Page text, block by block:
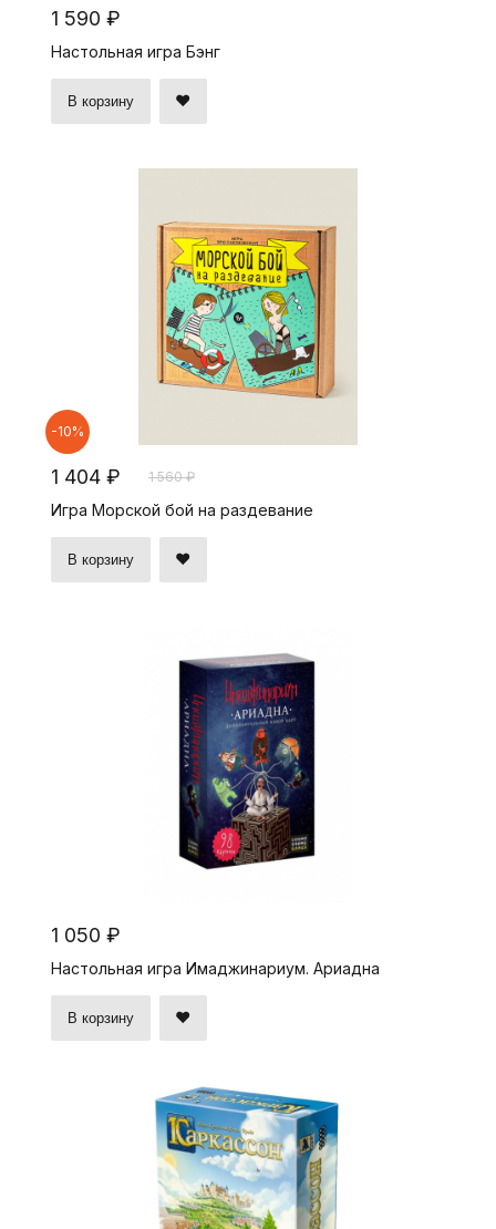
1 590 ₽
Настольная игра Бэнг
В корзину
-10%
1 404 ₽ 1 560 ₽
Игра Морской бой на раздевание
В корзину
1 050 ₽
Настольная игра Имаджинариум. Ариадна
В корзину